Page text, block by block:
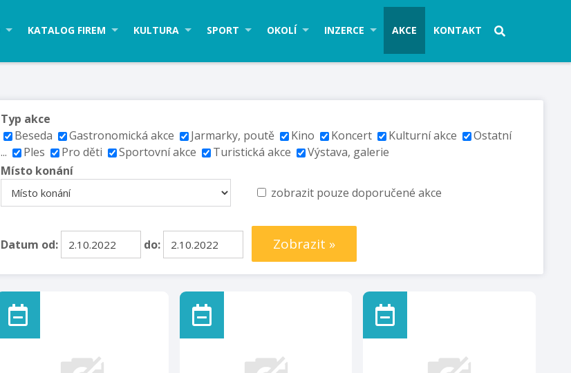
KATALOG FIREM KULTURA SPORT OKOLÍ INZERCE AKCE KONTAKT
Typ akce
Beseda
Gastronomická akce Jarmarky, poutě Kino Koncert Kulturní akce
Ostatní
...
Ples Pro děti Sportovní akce Turistická akce
Výstava, galerie
Místo konání
zobrazit pouze doporučené akce
Datum od: do: Zobrazit »